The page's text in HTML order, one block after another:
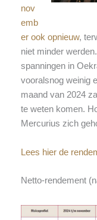
nov
emb
er ook opnieuw,
niet minder
spanningen in
vooralsnog weinig
maand van 2024
te weten komen.
Mercurius zich
Lees hier de
Netto-rendement